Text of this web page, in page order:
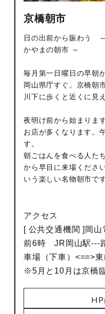
京橋朝市
日の出前から賑わう
かやまの朝市 ～
毎月第一日曜日の早朝
岡山県庁すぐ。京橋朝
川下に歩くと近くに見
夜明け前から始まりま
お店が多くなります。
す。
朝ごはんを食べる人た
から早目に来場くださ
いう楽しい名物朝市です
アクセス
[ 公共交通機関 ]岡
前6時 JR岡山駅---
車場（下車）<==>
※5月と10月は京橋